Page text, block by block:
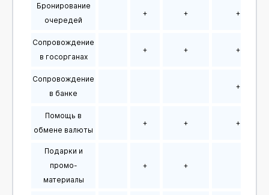
Бронирование
очередей
+ + +
Сопровождение
в госорганах
+ + +
Сопровождение
в банке
+
Помощь в
обмене валюты
+ + +
Подарки и
промо-
материалы
+ +